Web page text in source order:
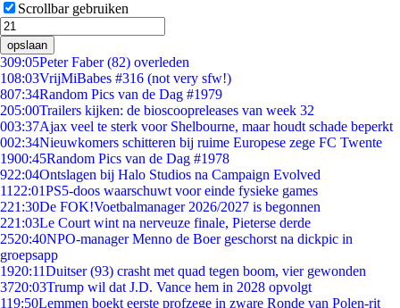
Scrollbar gebruiken
opslaan
309:05Peter Faber (82) overleden
108:03VrijMiBabes #316 (not very sfw!)
807:34Random Pics van de Dag #1979
205:00Trailers kijken: de bioscoopreleases van week 32
003:37Ajax veel te sterk voor Shelbourne, maar houdt schade beperkt
002:34Nieuwkomers schitteren bij ruime Europese zege FC Twente
1900:45Random Pics van de Dag #1978
922:04Ontslagen bij Halo Studios na Campaign Evolved
11 22:01PS5-doos waarschuwt voor einde fysieke games
221:30De FOK!Voetbalmanager 2026/2027 is begonnen
221:03Le Court wint na nerveuze finale, Pieterse derde
2520:40NPO-manager Menno de Boer geschorst na dickpic in
groepsapp
1920:11Duitser (93) crasht met quad tegen boom, vier gewonden
3720:03Trump wil dat J.D. Vance hem in 2028 opvolgt
119:50Lemmen boekt eerste profzege in zware Ronde van Polen-rit